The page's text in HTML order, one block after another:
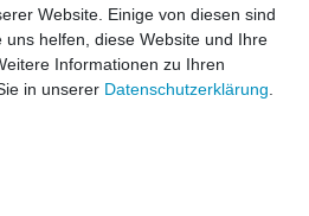
vorbehalten. HL-
sowie sämtliche Produktbilder
Ihrer rechtmäßigen
der Beschreibung.
Website. Einige von diesen sind
helfen, diese Website und Ihre
Informationen zu Ihren
in unserer Daten­schutz­erklärung